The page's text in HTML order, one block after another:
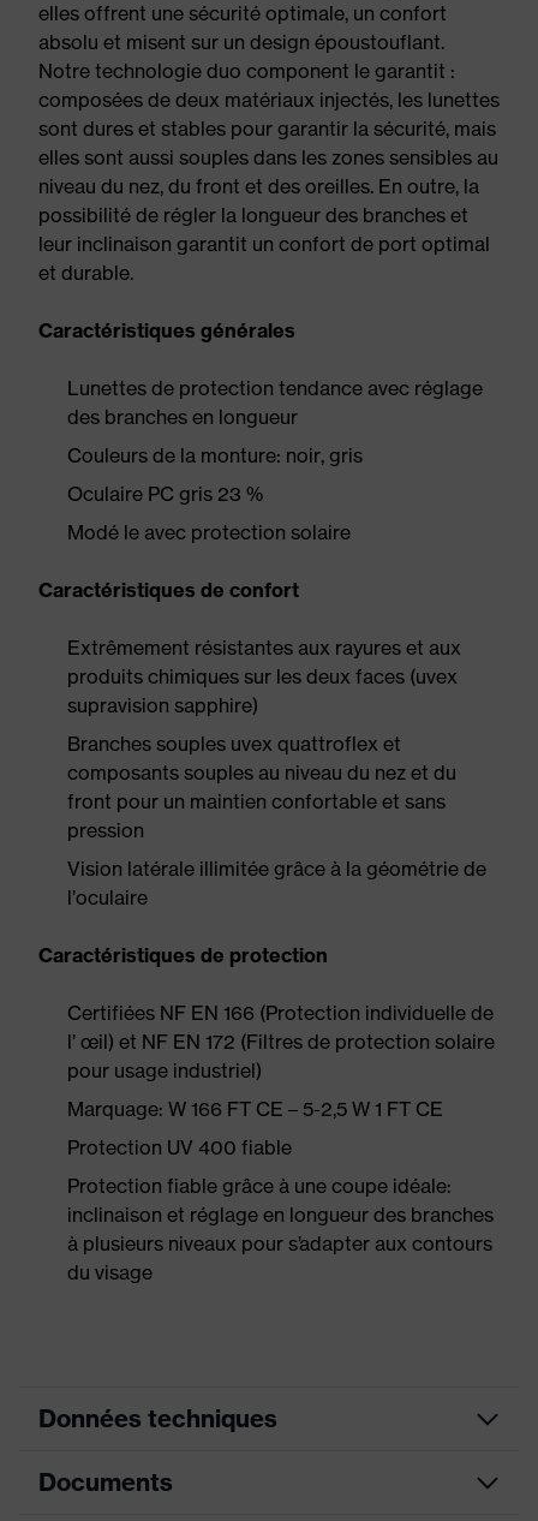
elles offrent une sécurité optimale, un confort
absolu et misent sur un design époustouflant.
Notre technologie duo component le garantit :
composées de deux matériaux injectés, les lunettes
sont dures et stables pour garantir la sécurité, mais
elles sont aussi souples dans les zones sensibles au
niveau du nez, du front et des oreilles. En outre, la
possibilité de régler la longueur des branches et
leur inclinaison garantit un confort de port optimal
et durable.
Caractéristiques générales
Lunettes de protection tendance avec réglage
des branches en longueur
Couleurs de la monture: noir, gris
Oculaire PC gris 23 %
Modé le avec protection solaire
Caractéristiques de confort
Extrêmement résistantes aux rayures et aux
produits chimiques sur les deux faces (uvex
supravision sapphire)
Branches souples uvex quattroflex et
composants souples au niveau du nez et du
front pour un maintien confortable et sans
pression
Vision latérale illimitée grâce à la géométrie de
l’oculaire
Caractéristiques de protection
Certifiées NF EN 166 (Protection individuelle de
l’ œil) et NF EN 172 (Filtres de protection solaire
pour usage industriel)
Marquage: W 166 FT CE – 5-2,5 W 1 FT CE
Protection UV 400 fiable
Protection fiable grâce à une coupe idéale:
inclinaison et réglage en longueur des branches
à plusieurs niveaux pour s’adapter aux contours
du visage
Données techniques
Couleur
Documents